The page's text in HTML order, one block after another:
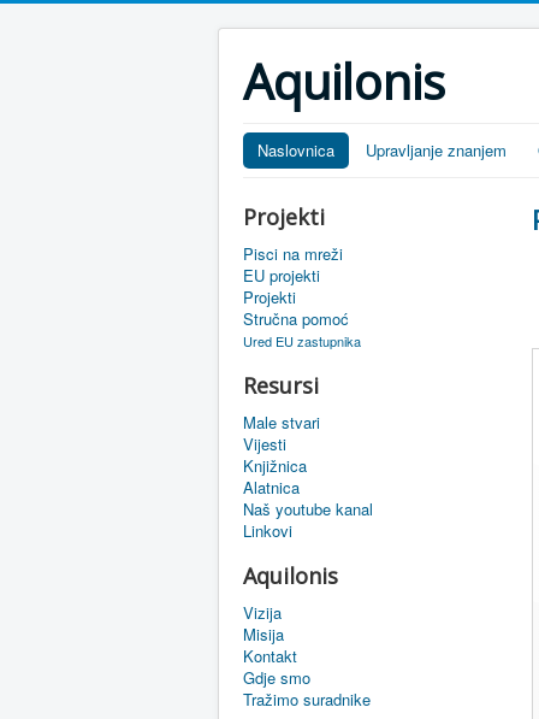
Aquilonis
Naslovnica Upravljanje znanjem
Projekti
Pisci na mreži
EU projekti
Projekti
Stručna pomoć
Ured EU zastupnika
Resursi
Male stvari
Vijesti
Knjižnica
Alatnica
Naš youtube kanal
Linkovi
Aquilonis
Vizija
Misija
Kontakt
Gdje smo
Tražimo suradnike